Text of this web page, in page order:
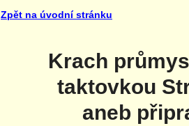
Zpět na úvodní stránku
Krach
taktovkou
aneb